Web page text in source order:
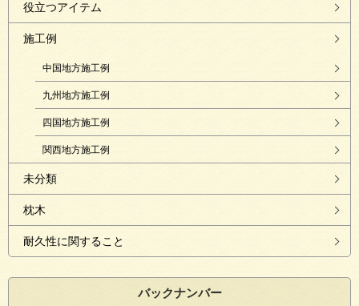
役立つアイテム
施工例
中国地方施工例
九州地方施工例
四国地方施工例
関西地方施工例
未分類
枕木
耐久性に関すること
バックナンバー